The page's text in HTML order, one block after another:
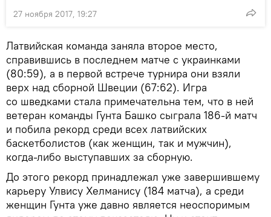
27 ноября 2017, 19:27
Латвийская команда заняла второе место,
справившись в последнем матче с украинками
(80:59), а в первой встрече турнира они взяли
верх над сборной Швеции (67:62). Игра
со шведками стала примечательна тем, что в ней
ветеран команды Гунта Башко сыграла 186-й матч
и побила рекорд среди всех латвийских
баскетболистов (как женщин, так и мужчин),
когда-либо выступавших за сборную.
До этого рекорд принадлежал уже завершившему
карьеру Улвису Хелманису (184 матча), а среди
женщин Гунта уже давно является неоспоримым